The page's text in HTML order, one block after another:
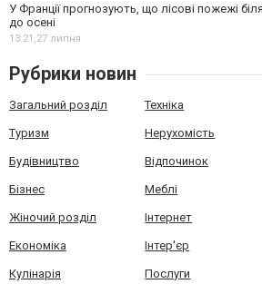
У Франції прогнозують, що лісові пожежі
до осені
13:21,27 липня
Рубрики новин
Загальний розділ Техніка
Туризм Нерухомість
Будівництво Відпочинок
Бізнес Меблі
Жіночий розділ Інтернет
Економіка Інтер'єр
Кулінарія Послуги